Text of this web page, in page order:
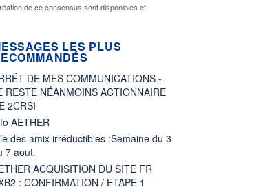
de ce consensus sont disponibles et
LES PLUS
DE MES COMMUNICATIONS -
RESTE NÉANMOINS ACTIONNAIRE
2CRSI
AETHER
des amix irréductibles :Semaine du 3
7 aout.
ACQUISITION DU SITE FR
: CONFIRMATION / ETAPE 1